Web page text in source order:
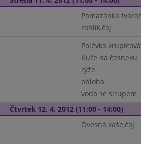
Pomazánka
rohlík,čaj
Polévka
Kuře na česneku
rýže
obloha
voda se sirupem
Čtvrtek 12. 4. 2012 (11:00 - 14:00)
Ovesná kaše,čaj